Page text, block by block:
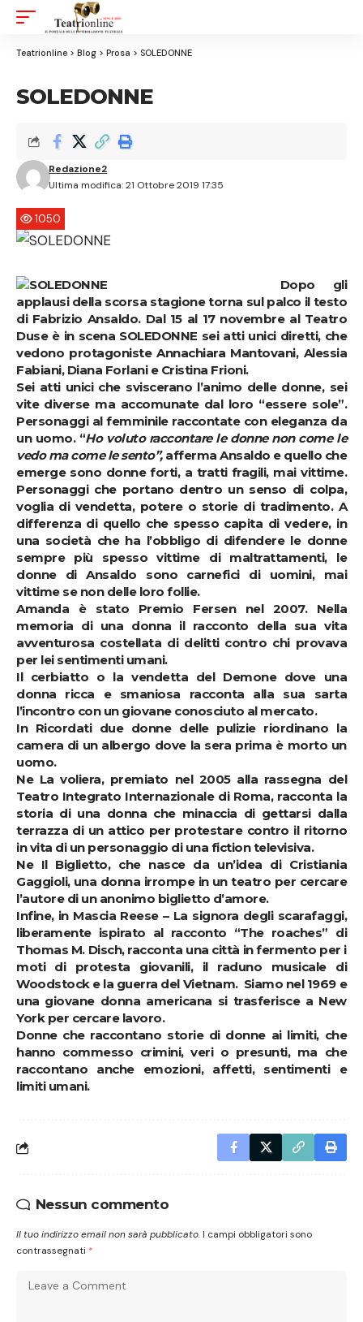
Teatrionline > Blog > Prosa > SOLEDONNE
SOLEDONNE
Ultima modifica: 21 Ottobre 2019 17:35
Redazione2
1050
Dopo gli
applausi della scorsa stagione torna sul palco il testo
di Fabrizio Ansaldo. Dal 15 al 17 novembre al Teatro
Duseè in scena SOLEDONNE sei atti unici diretti, che
vedono protagonisteAnnachiara Mantovani, Alessia
Fabiani, Diana Forlani e Cristina Frioni.
Sei atti unici che sviscerano l’animo delle donne, sei
vite diverse ma accomunate dal loro “essere sole”.
Personaggi al femminile raccontate con eleganza da
un uomo. “Ho voluto raccontare le donne non come le
vedo ma come le sento”, afferma Ansaldo e quello che
emerge sono donne forti, a tratti fragili, mai vittime.
Personaggi che portano dentro un senso di colpa,
voglia di vendetta, potere o storie di tradimento. A
differenza di quello che spesso capita di vedere, in
una società che ha l’obbligo di difendere le donne
sempre più spesso vittime di maltrattamenti, le
donne di Ansaldo sono carnefici di uomini, mai
vittime se non delle loro follie.
Amanda è stato Premio Fersen nel 2007. Nella
memoria di una donna il racconto della sua vita
avventurosa costellata di delitti contro chi provava
per lei sentimenti umani.
Ilcerbiatto o la vendetta del Demonedove una
donna ricca e smaniosa racconta alla sua sarta
l’incontro con un giovane conosciuto al mercato.
In Ricordatidue donne delle pulizie riordinano la
camera di un albergo dove la sera prima è morto un
uomo.
Ne La voliera, premiato nel 2005 alla rassegna del
Teatro Integrato Internazionale di Roma, racconta la
storia di una donna che minaccia di gettarsi dalla
terrazza di un attico per protestare contro il ritorno
in vita di un personaggio di una fiction televisiva.
Ne Il Biglietto, che nasce da un’idea di Cristiania
Gaggioli, una donna irrompe in un teatro per cercare
l’autore di un anonimo biglietto d’amore.
Infine, in Mascia Reese – La signora degli scarafaggi,
liberamente ispirato al racconto “The roaches” di
Thomas M. Disch, racconta una città in fermento per i
moti di protesta giovanili, il raduno musicale di
Woodstock e la guerra del Vietnam. Siamo nel 1969 e
una giovane donna americana si trasferisce a New
York per cercare lavoro.
Donne che raccontano storie di donne ai limiti, che
hanno commesso crimini, veri o presunti, ma che
raccontano anche emozioni, affetti, sentimenti e
limiti umani.
Nessun commento
Il tuo indirizzo email non sarà pubblicato. I campi obbligatori sono
contrassegnati *